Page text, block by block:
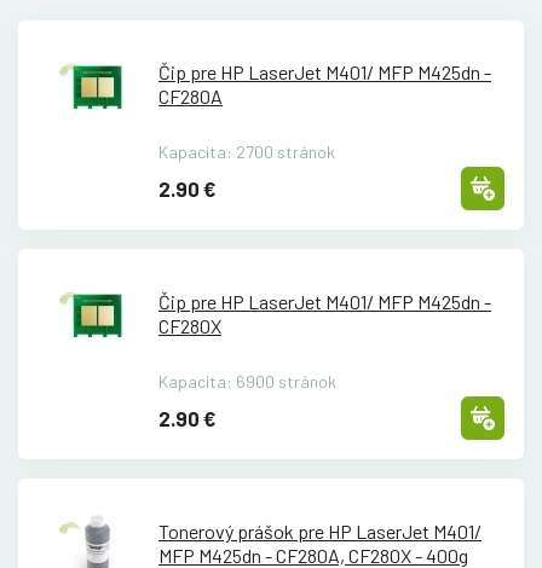
Čip pre HP LaserJet M401/ MFP M425dn -
CF280A
Kapacita: 2700 stránok
2.90 €
Čip pre HP LaserJet M401/ MFP M425dn -
CF280X
Kapacita: 6900 stránok
2.90 €
Tonerový prášok pre HP LaserJet M401/
MFP M425dn - CF280A, CF280X - 400g